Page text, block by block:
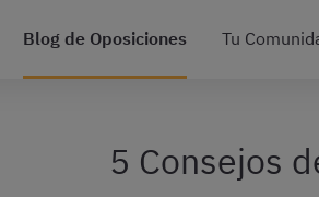
Blog de Oposiciones Tu
5 Consejos